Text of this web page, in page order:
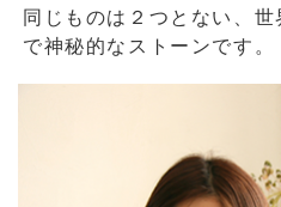
同じものは２つとない、
で神秘的なストーンです。